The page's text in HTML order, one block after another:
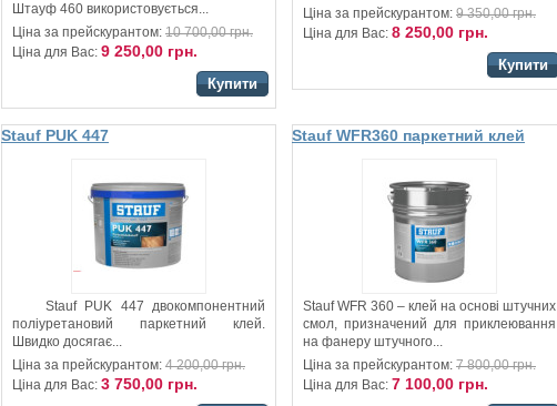
Штауф 460 використовується...
Ціна за прейскурантом: 10 700,00 грн.
Ціна для Вас: 9 250,00 грн.
Купити
Ціна за прейскурантом: 9 350,00 грн.
Ціна для Вас: 8 250,00 грн.
Купити
Stauf PUK 447
Stauf PUK 447 двокомпонентний
поліуретановий паркетний клей.
Швидко досягає...
Ціна за прейскурантом: 4 200,00 грн.
Ціна для Вас: 3 750,00 грн.
Stauf WFR360 паркетний клей
Stauf WFR 360 – клей на основі штучних
смол, призначений для приклеювання
на фанеру штучного...
Ціна за прейскурантом: 7 800,00 грн.
Ціна для Вас: 7 100,00 грн.